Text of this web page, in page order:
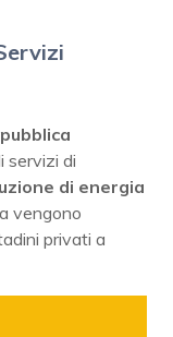
pubblica
servizi di
di energia
vengono
privati a